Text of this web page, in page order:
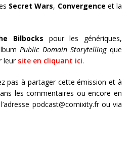
Secret Wars, Convergence et la
Bilbocks pour les génériques,
Public Domain Storytellingque
leursite en cliquant ici.
pas à partager cette émission et à
les commentaires ou encore en
podcast@comixity.fr ou via